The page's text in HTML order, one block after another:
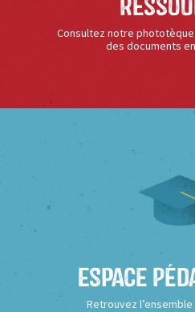
Consultez notre
des documents
Espace
Retrouvez